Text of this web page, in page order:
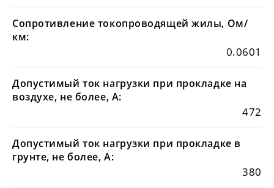
Сопротивление токопроводящей жилы, Ом/
км:
0.0601
Допустимый ток нагрузки при прокладке на
воздухе, не более, А:
472
Допустимый ток нагрузки при прокладке в
грунте, не более, А:
380